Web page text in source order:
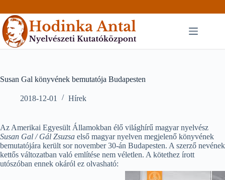
to
content
Susan Gal könyvének bemutatója Budapesten
2018-12-01 Hírek
Az Amerikai Egyesült Államokban élő világhírű magyar nyelvész
Susan Gal / Gál Zsuzsa első magyar nyelven megjelenő könyvének
bemutatójára került sor november 30-án Budapesten. A szerző nevének
kettős változatban való említése nem véletlen. A kötethez írott
utószóban ennek okáról ez olvasható: